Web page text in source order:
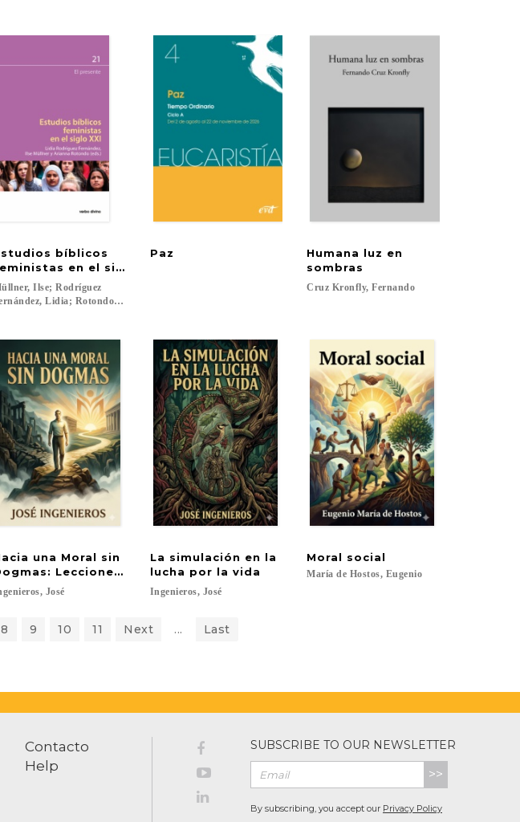
bíblicos
en el siglo XXI
Ilse; Rodríguez
Lidia; Rotondo, Arianna...
Paz
Humana luz en
sombras
Cruz Kronfly, Fernando
y moral
una Moral sin
Lecciones sobre Emerson y el Eticismo
José
La simulación en la
lucha por la vida
Ingenieros, José
Moral social
María de Hostos, Eugenio
8 9 10 11 Next ... Last
Contacto
Help
SUBSCRIBE TO OUR NEWSLETTER
>>
By subscribing, you accept our Privacy Policy